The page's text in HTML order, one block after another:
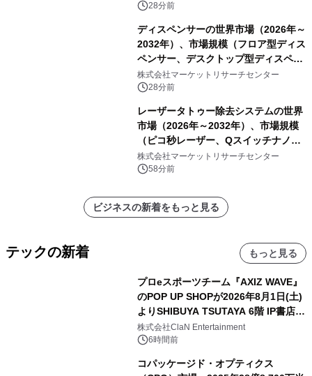
28分前
ディスペンサーの世界市場（2026年～
2032年）、市場規模（フロア型ディス
ペンサー、デスクトップ型ディスペン
サー）・分析レポートを発表
株式会社マーケットリサーチセンター
28分前
レーザータトゥー除去システムの世界
市場（2026年～2032年）、市場規模
（ピコ秒レーザー、Qスイッチナノ秒
レーザー）・分析レポートを発表
株式会社マーケットリサーチセンター
58分前
ビジネスの新着をもっと見る
テックの新着 もっと見る
プロeスポーツチーム『AXIZ WAVE』
のPOP UP SHOPが2026年8月1日(土)
よりSHIBUYA TSUTAYA 6階 IP書店で
開催決定！！
株式会社ClaN Entertainment
6時間前
コパッケージド・オプティクス